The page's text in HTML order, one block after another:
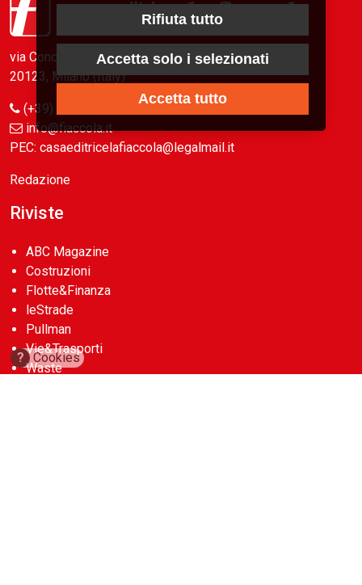
via Conca del Naviglio, 37
20123, Milano (Italy)
(+39) 02 89421350
info@fiaccola.it
PEC: casaeditricelafiaccola@legalmail.it
Redazione
Riviste
ABC Magazine
Costruzioni
Flotte&Finanza
leStrade
Pullman
Vie&Trasporti
Waste
? Cookies
Rifiuta tutto
Accetta solo i selezionati
Accetta tutto